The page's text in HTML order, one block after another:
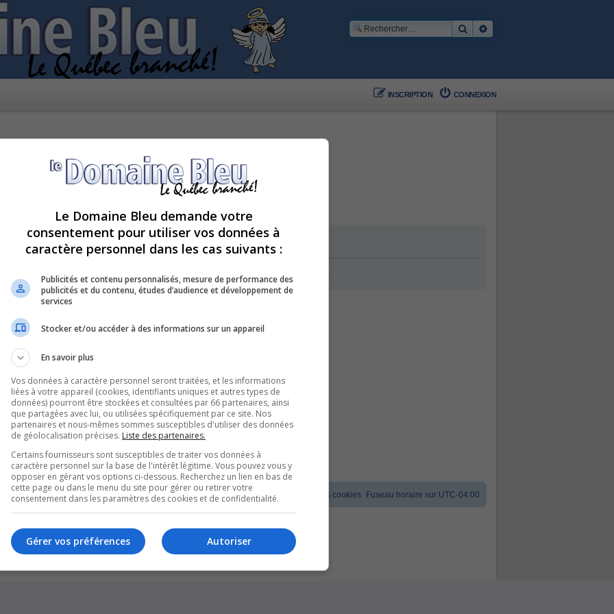
Rechercher
CONNEXION
INSCRIPTION
le moment car le serveur est en surcharge. Veuillez réessayer ultérieurement.
Fuseau horaire sur UTC-04:00
Supprimer les cookies
Style version: 1.1.8
Développé parphpBB
® Forum Software © phpBB Limited
Traduction française officielle©Qiaeru
Le Domaine Bleu demande votre
consentement pour utiliser vos données à
caractère personnel dans les cas suivants :
Publicités et contenu personnalisés, mesure de performance des
publicités et du contenu, études d’audience et développement de
services
Stocker et/ou accéder à des informations sur un appareil
En savoir plus
Vos données à caractère personnel seront traitées, et les informations
liées à votre appareil (cookies, identifiants uniques et autres types de
données) pourront être stockées et consultées par 66 partenaires, ainsi
que partagées avec lui, ou utilisées spécifiquement par ce site. Nos
partenaires et nous-mêmes sommes susceptibles d'utiliser des données
de géolocalisation précises. Liste des partenaires.
Certains fournisseurs sont susceptibles de traiter vos données à
caractère personnel sur la base de l'intérêt légitime. Vous pouvez vous y
opposer en gérant vos options ci-dessous. Recherchez un lien en bas de
cette page ou dans le menu du site pour gérer ou retirer votre
consentement dans les paramètres des cookies et de confidentialité.
Autoriser
Gérer vos préférences